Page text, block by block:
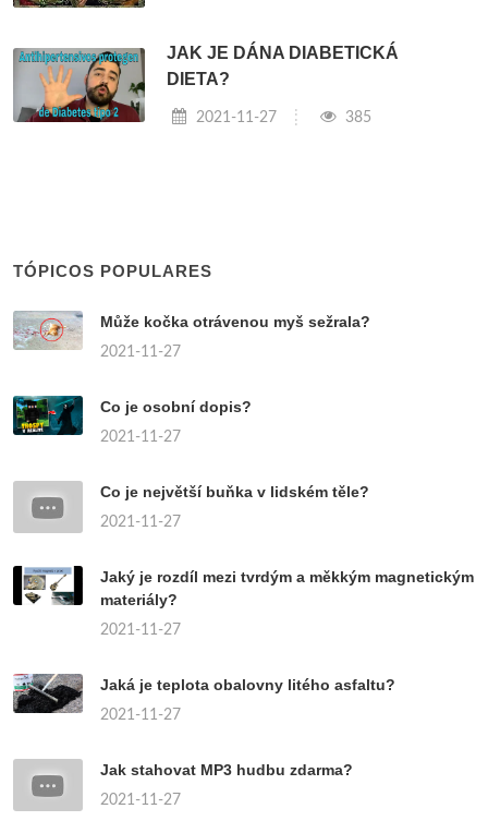
JAK JE DÁNA DIABETICKÁ
DIETA?
2021-11-27 385
TÓPICOS POPULARES
Může kočka otrávenou myš sežrala?
2021-11-27
Co je osobní dopis?
2021-11-27
Co je největší buňka v lidském těle?
2021-11-27
Jaký je rozdíl mezi tvrdým a měkkým magnetickým
materiály?
2021-11-27
Jaká je teplota obalovny litého asfaltu?
2021-11-27
Jak stahovat MP3 hudbu zdarma?
2021-11-27